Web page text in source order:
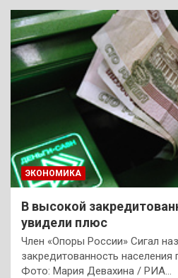
ЭКОНОМИКА
В высокой
увидели плюс
Член «Опоры России» Сигал
закредитованность
Фото: Мария Девахина / РИА…